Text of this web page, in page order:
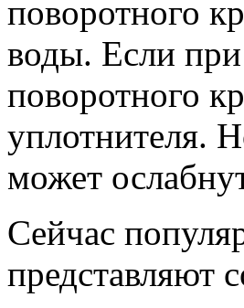
поворотного
воды. Если при
поворотного
уплотнителя.
может
Сейчас
представляют